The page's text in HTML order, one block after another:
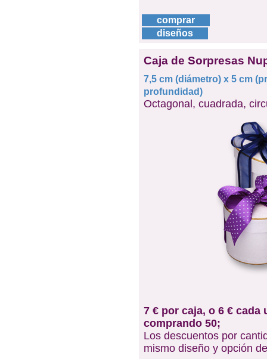
comprar
diseños
Caja de Sorpresas
7,5 cm (diámetro) x 5 cm
profundidad)
Octagonal, cuadrada,
7 € por caja, o 6 € cada
comprando 50;
Los descuentos por
mismo diseño y opción